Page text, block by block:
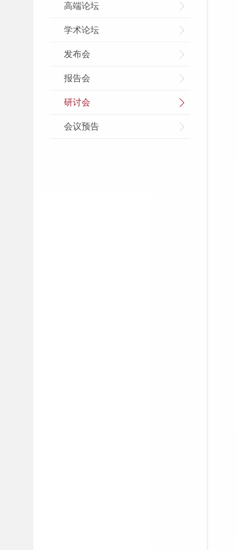
高端论坛
学术论坛
发布会
报告会
研讨会
会议预告